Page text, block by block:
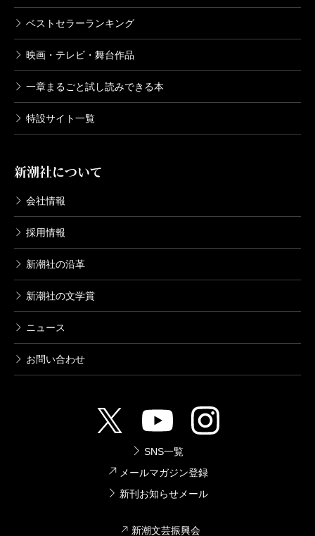
（ささ・ゆきえ ジャーナリスト）
ベストセラーランキング
映画・テレビ・舞台作品
一章まるごと試し読みできる本
特設サイト一覧
新潮社について
会社情報
採用情報
新潮社の沿革
新潮社の文学賞
ニュース
お問い合わせ
SNS一覧
メールマガジン登録
新刊お知らせメール
新潮文芸振興会